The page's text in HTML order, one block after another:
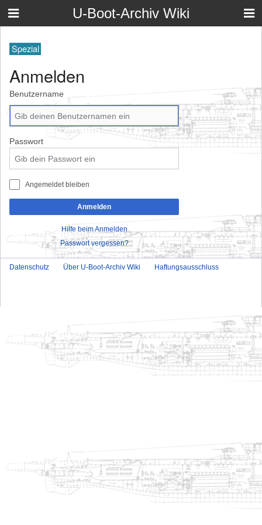
U-Boot-Archiv Wiki
Spezial
Anmelden
Benutzername
Passwort
Angemeldet bleiben
Anmelden
Hilfe beim Anmelden
Passwort vergessen?
Datenschutz Über U-Boot-Archiv Wiki Haftungsausschluss